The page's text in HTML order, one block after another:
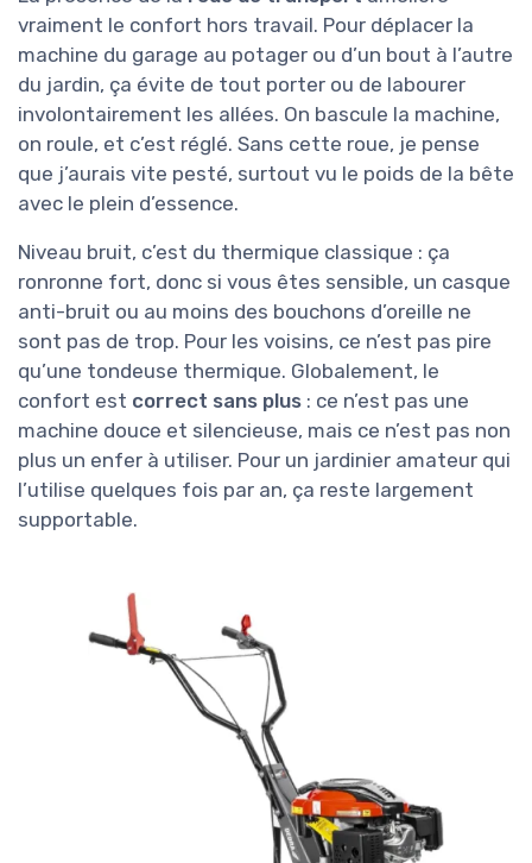
vraiment le confort hors travail. Pour déplacer la
machine du garage au potager ou d’un bout à l’autre
du jardin, ça évite de tout porter ou de labourer
involontairement les allées. On bascule la machine,
on roule, et c’est réglé. Sans cette roue, je pense
que j’aurais vite pesté, surtout vu le poids de la bête
avec le plein d’essence.
Niveau bruit, c’est du thermique classique : ça
ronronne fort, donc si vous êtes sensible, un casque
anti-bruit ou au moins des bouchons d’oreille ne
sont pas de trop. Pour les voisins, ce n’est pas pire
qu’une tondeuse thermique. Globalement, le
confort est correct sans plus : ce n’est pas une
machine douce et silencieuse, mais ce n’est pas non
plus un enfer à utiliser. Pour un jardinier amateur qui
l’utilise quelques fois par an, ça reste largement
supportable.